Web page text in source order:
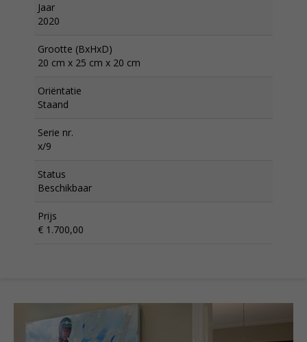
Jaar
2020
Grootte (BxHxD)
20 cm x 25 cm x 20 cm
Oriëntatie
Staand
Serie nr.
x/9
Status
Beschikbaar
Prijs
€ 1.700,00